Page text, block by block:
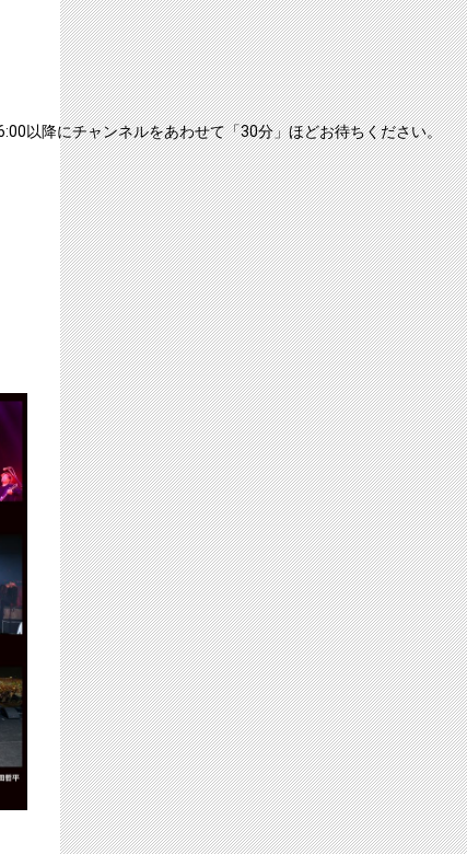
以降にチャンネルをあわせて「30分」ほどお待ちください。